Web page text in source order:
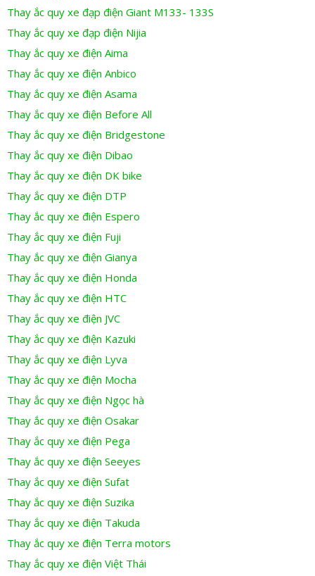
Thay ắc quy xe đạp điện Giant M133- 133S
Thay ắc quy xe đạp điện Nijia
Thay ắc quy xe điện Aima
Thay ắc quy xe điện Anbico
Thay ắc quy xe điện Asama
Thay ắc quy xe điện Before All
Thay ắc quy xe điện Bridgestone
Thay ắc quy xe điện Dibao
Thay ắc quy xe điện DK bike
Thay ắc quy xe điện DTP
Thay ắc quy xe điện Espero
Thay ắc quy xe điện Fuji
Thay ắc quy xe điện Gianya
Thay ắc quy xe điện Honda
Thay ắc quy xe điện HTC
Thay ắc quy xe điện JVC
Thay ắc quy xe điện Kazuki
Thay ắc quy xe điện Lyva
Thay ắc quy xe điện Mocha
Thay ắc quy xe điện Ngọc hà
Thay ắc quy xe điện Osakar
Thay ắc quy xe điện Pega
Thay ắc quy xe điện Seeyes
Thay ắc quy xe điện Sufat
Thay ắc quy xe điện Suzika
Thay ắc quy xe điện Takuda
Thay ắc quy xe điện Terra motors
Thay ắc quy xe điện Việt Thái